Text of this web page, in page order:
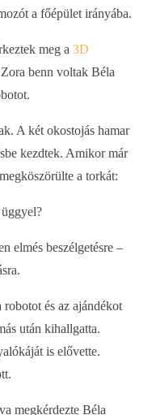
a főépület irányába.
meg a 3D
benn voltak Béla
A két okostojás hamar
kezdtek. Amikor már
a torkát:
elmés beszélgetésre –
és az ajándékot
után kihallgatta.
is elővette.
megkérdezte Béla